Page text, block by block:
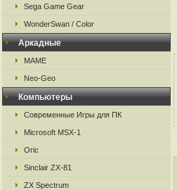
Sega Game Gear
WonderSwan / Color
Аркадные
MAME
Neo-Geo
Компьютеры
Современные Игры для ПК
Microsoft MSX-1
Oric
Sinclair ZX-81
ZX Spectrum